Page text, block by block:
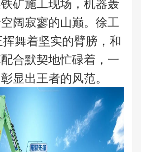
阔寂寥的山巅。徐工
舞着坚实的臂膀，和
合默契地忙碌着，一
显出王者的风范。